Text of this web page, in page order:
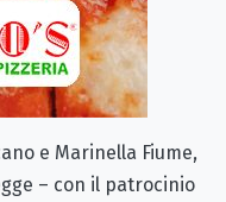
e Marinella Fiume,
– con il patrocinio